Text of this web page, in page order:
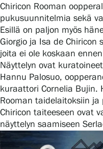
Medialle
Vastuullisuus
Esteettömyys
Tietosuoja ja evästeet
Verkkokauppa
Chiricon Rooman
pukusuunnitelmia sekä
Esillä on paljon myös
Giorgio ja Isa de
joita ei ole koskaan
Näyttelyn ovat
Hannu Palosuo,
kuraattori Cornelia Bujin.
Rooman taidelaitoksiin
Chiricon taiteeseen ovat
näyttelyn saamiseen